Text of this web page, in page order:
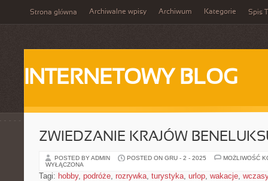
Strona główna Archiwalne wpisy Archiwum Kategorie Spis
INTERNETOWY BLOG
ZWIEDZANIE KRAJÓW
POSTED BY ADMIN POSTED ON GRU - 2 - 2025
MOŻLIWOŚĆ
WYŁĄCZONA
Tagi: hobby, podróże, rozrywka, turystyka, urlop, wakacje,